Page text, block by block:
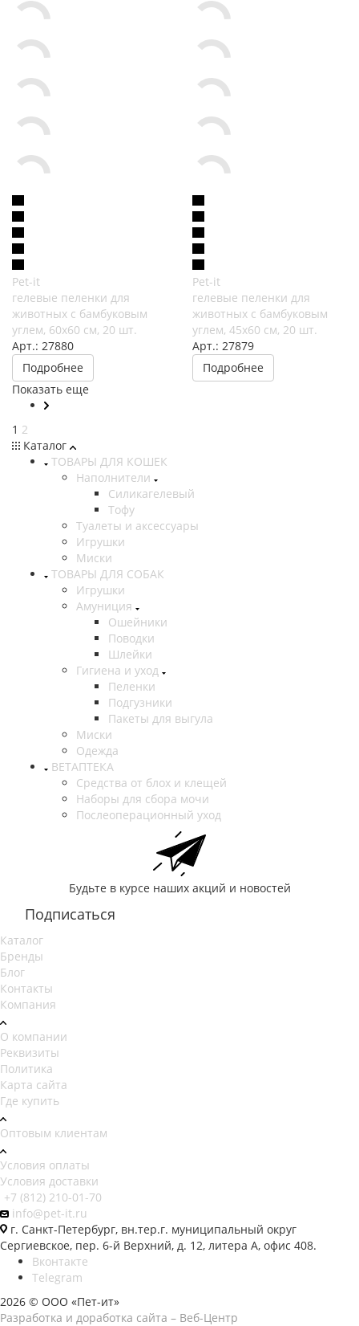
Pet-it
гелевые пеленки для
животных с бамбуковым
углем, 60х60 см, 20 шт.
Арт.: 27880
Подробнее
Pet-it
гелевые пеленки для
животных с бамбуковым
углем, 45х60 см, 20 шт.
Арт.: 27879
Подробнее
Показать еще
1 2
Каталог
ТОВАРЫ ДЛЯ КОШЕК
Наполнители
Силикагелевый
Тофу
Туалеты и аксессуары
Игрушки
Миски
ТОВАРЫ ДЛЯ СОБАК
Игрушки
Амуниция
Ошейники
Поводки
Шлейки
Гигиена и уход
Пеленки
Подгузники
Пакеты для выгула
Миски
Одежда
ВЕТАПТЕКА
Средства от блох и клещей
Наборы для сбора мочи
Послеоперационный уход
Будьте в курсе наших акций и новостей
Подписаться
Каталог
Бренды
Блог
Контакты
Компания
О компании
Реквизиты
Политика
Карта сайта
Где купить
Оптовым клиентам
Условия оплаты
Условия доставки
+7 (812) 210-01-70
info@pet-it.ru
г. Санкт-Петербург, вн.тер.г. муниципальный округ
Сергиевское, пер. 6-й Верхний, д. 12, литера А, офис 408.
Вконтакте
Telegram
2026 © ООО «Пет-ит»
Разработка и доработка сайта – Веб-Центр